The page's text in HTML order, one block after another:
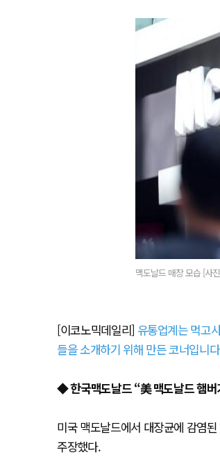
맥도날드 매장 모습 [사
[이코노믹데일리] 유통업계는 먹고
들을 소개하기 위해 만든 코너입니
◆ 한국맥도날드 “美 맥도날드 햄
미국 맥도날드에서 대장균에 감염
주장했다.